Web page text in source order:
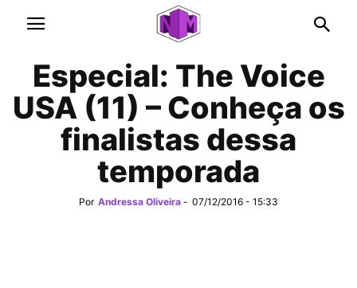
Especial: The Voice
USA (11) – Conheça os
finalistas dessa
temporada
Por Andressa Oliveira - 07/12/2016 - 15:33